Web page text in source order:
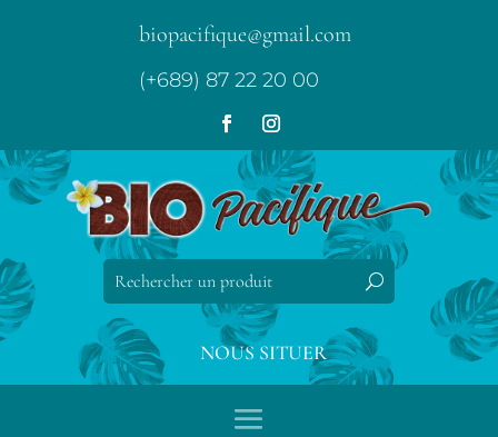
biopacifique@gmail.com
(+689) 87 22 20 00
NOUS SITUER